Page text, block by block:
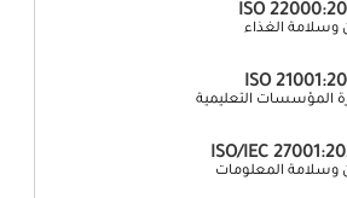
ISO
وسلامة الغذاء
ISO
المؤسسات التعليمية
ISO/IEC
وسلامة المعلومات